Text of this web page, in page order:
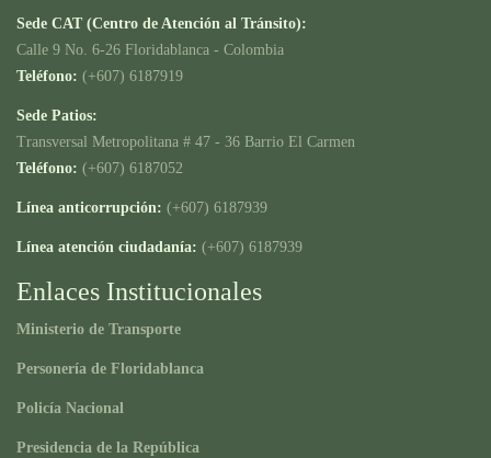
Sede CAT (Centro de Atención al Tránsito):
Calle 9 No. 6-26 Floridablanca - Colombia
Teléfono: (+607) 6187919
Sede Patios:
Transversal Metropolitana # 47 - 36 Barrio El Carmen
Teléfono: (+607) 6187052
Línea anticorrupción: (+607) 6187939
Línea atención ciudadanía: (+607) 6187939
Enlaces Institucionales
Ministerio de Transporte
Personería de Floridablanca
Policía Nacional
Presidencia de la República